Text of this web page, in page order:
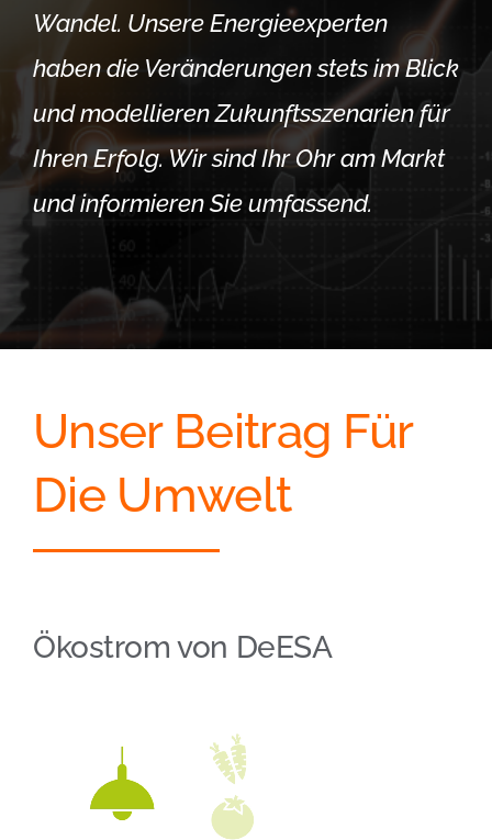
Wandel. Unsere Energieexperten
haben die Veränderungen stets im Blick
und modellieren Zukunftsszenarien für
Ihren Erfolg. Wir sind Ihr Ohr am Markt
und informieren Sie umfassend.
Unser Beitrag Für
Die Umwelt
Ökostrom von DeESA